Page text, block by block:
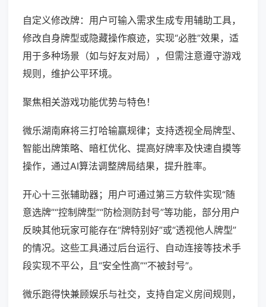
自定义修改牌：用户可输入需求生成专用辅助工具，
修改自身牌型或隐藏操作痕迹，实现“必胜”效果，适
用于多种场景（如与好友对局），但需注意遵守游戏
规则，维护公平环境。
聚焦相关游戏功能优势与特色！
微乐湖南麻将三打哈输赢规律；支持透视全局牌型、
智能出牌策略、暗杠优化、提高好牌率及快速自摸等
操作，通过AI算法调整牌局结果，提升胜率。
开心十三张辅助器；用户可通过第三方软件实现“随
意选牌”“控制牌型”“防检测防封号”等功能，部分用户
反映其他玩家可能存在“牌特别好”或“透视他人牌型”
的情况。这些工具通过后台运行、自动连接等技术手
段实现不平公，且“安全性高”“不被封号”。
微乐跑得快兼顾娱乐与社交，支持自定义房间规则，